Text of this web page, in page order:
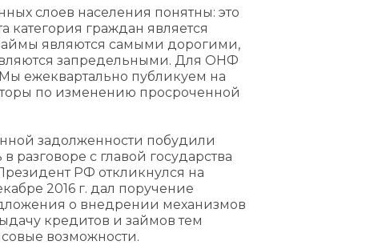
слоев населения понятны: это
категория граждан является
являются самыми дорогими,
запредельными. Для ОНФ
ежеквартально публикуем на
по изменению просроченной
задолженности побудили
с главой государства
РФ откликнулся на
2016 г. дал поручение
о внедрении механизмов
кредитов и займов тем
возможности.